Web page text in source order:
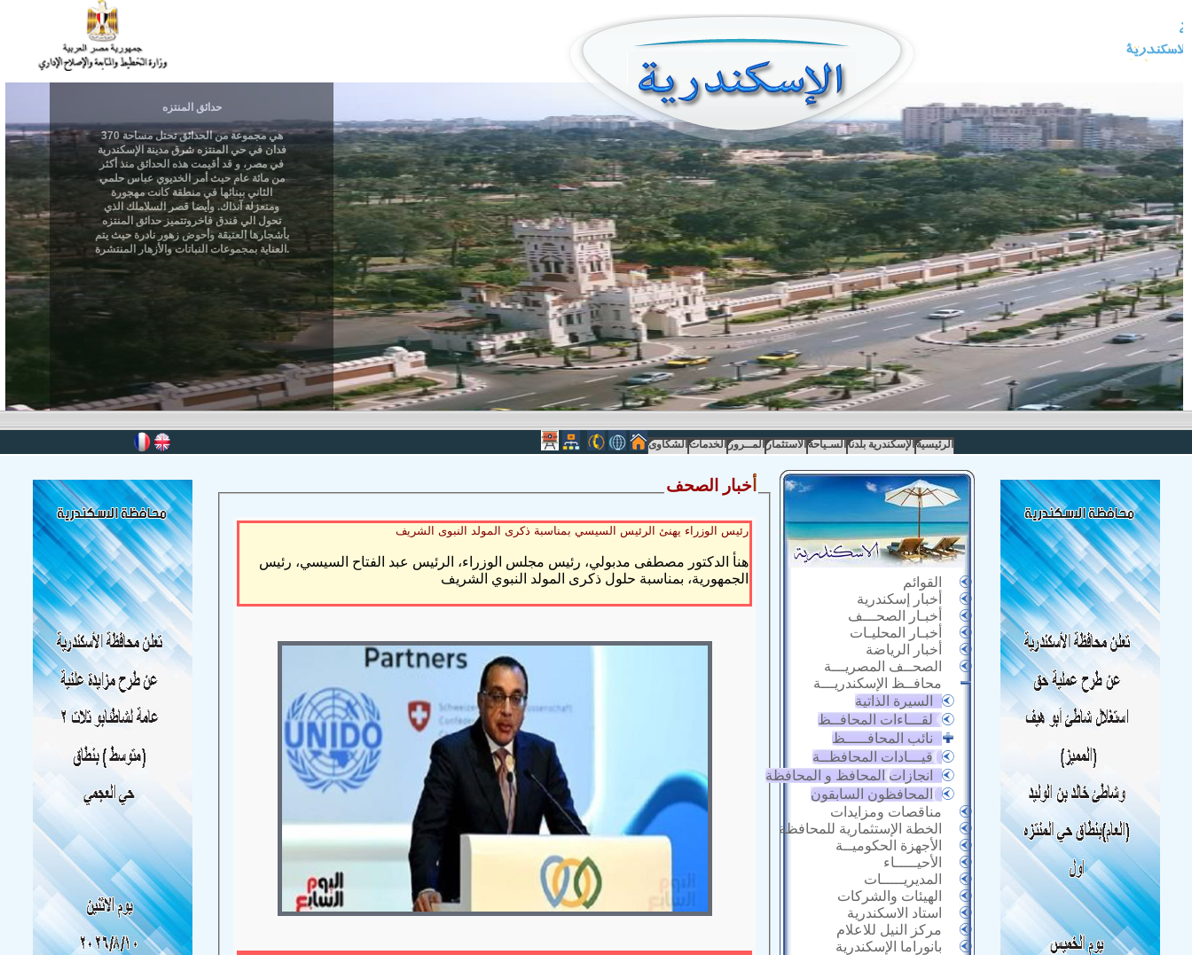
الرئيسية الإسكندرية بلدنا السـياحة الاستثمار المــرور الخدمات الشكاوى
القوائم
أخبار إسكندرية
أخبـار الصحـــف
أخبـار المحليـات
أخبار الرياضة
الصحــف المصريـــة
محافــظ الإسكندريـــة
السيرة الذاتية
لقـــاءات المحافــظ
نائب المحافـــــظ
قيـــادات المحافظــة
انجازات المحافظ و المحافظة
المحافظون السابقون
مناقصات ومزايدات
الخطة الإستثمارية للمحافظة
الأجهزة الحكوميــة
الأحيـــــاء
المديريـــــات
الهيئات والشركات
استاد الاسكندرية
مركز النيل للاعلام
بانوراما الإسكندرية
خبار الصحف
رئيس الوزراء يهنئ الرئيس السيسي بمناسبة ذكرى المولد النبوى الشريف
هنأ الدكتور مصطفى مدبولي، رئيس مجلس الوزراء، الرئيس عبد الفتاح السيسي، رئيس
الجمهورية، بمناسبة حلول ذكرى المولد النبوي الشريف